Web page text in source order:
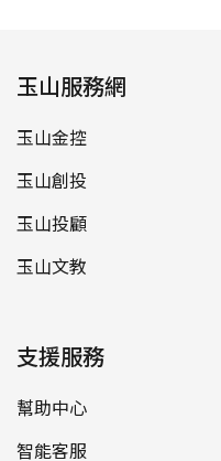
玉山服務網
玉山金控
玉山創投
玉山投顧
玉山文教
支援服務
幫助中心
智能客服